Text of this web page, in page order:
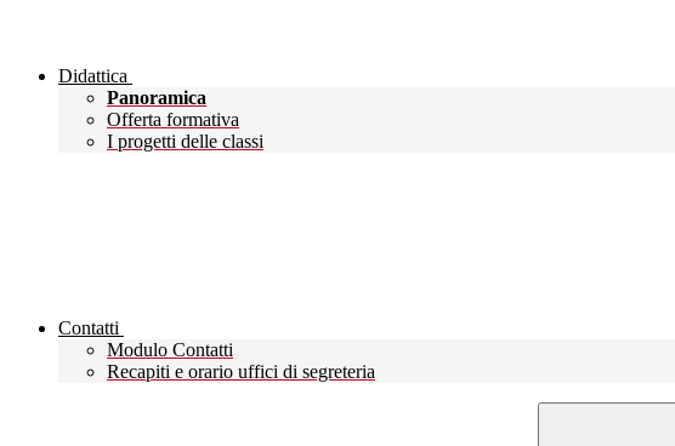
Didattica
Panoramica
Offerta formativa
I progetti delle classi
Contatti
Modulo Contatti
Recapiti e orario uffici di segreteria